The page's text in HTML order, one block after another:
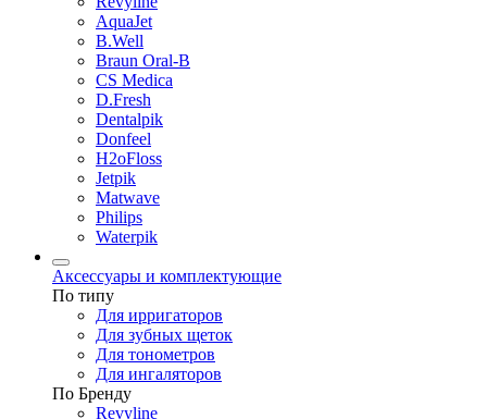
AquaJet
B.Well
Braun Oral-B
CS Medica
D.Fresh
Dentalpik
Donfeel
H2oFloss
Jetpik
Matwave
Philips
Waterpik
Аксессуары и комплектующие
По типу
Для ирригаторов
Для зубных щеток
Для тонометров
Для ингаляторов
По Бренду
Revyline